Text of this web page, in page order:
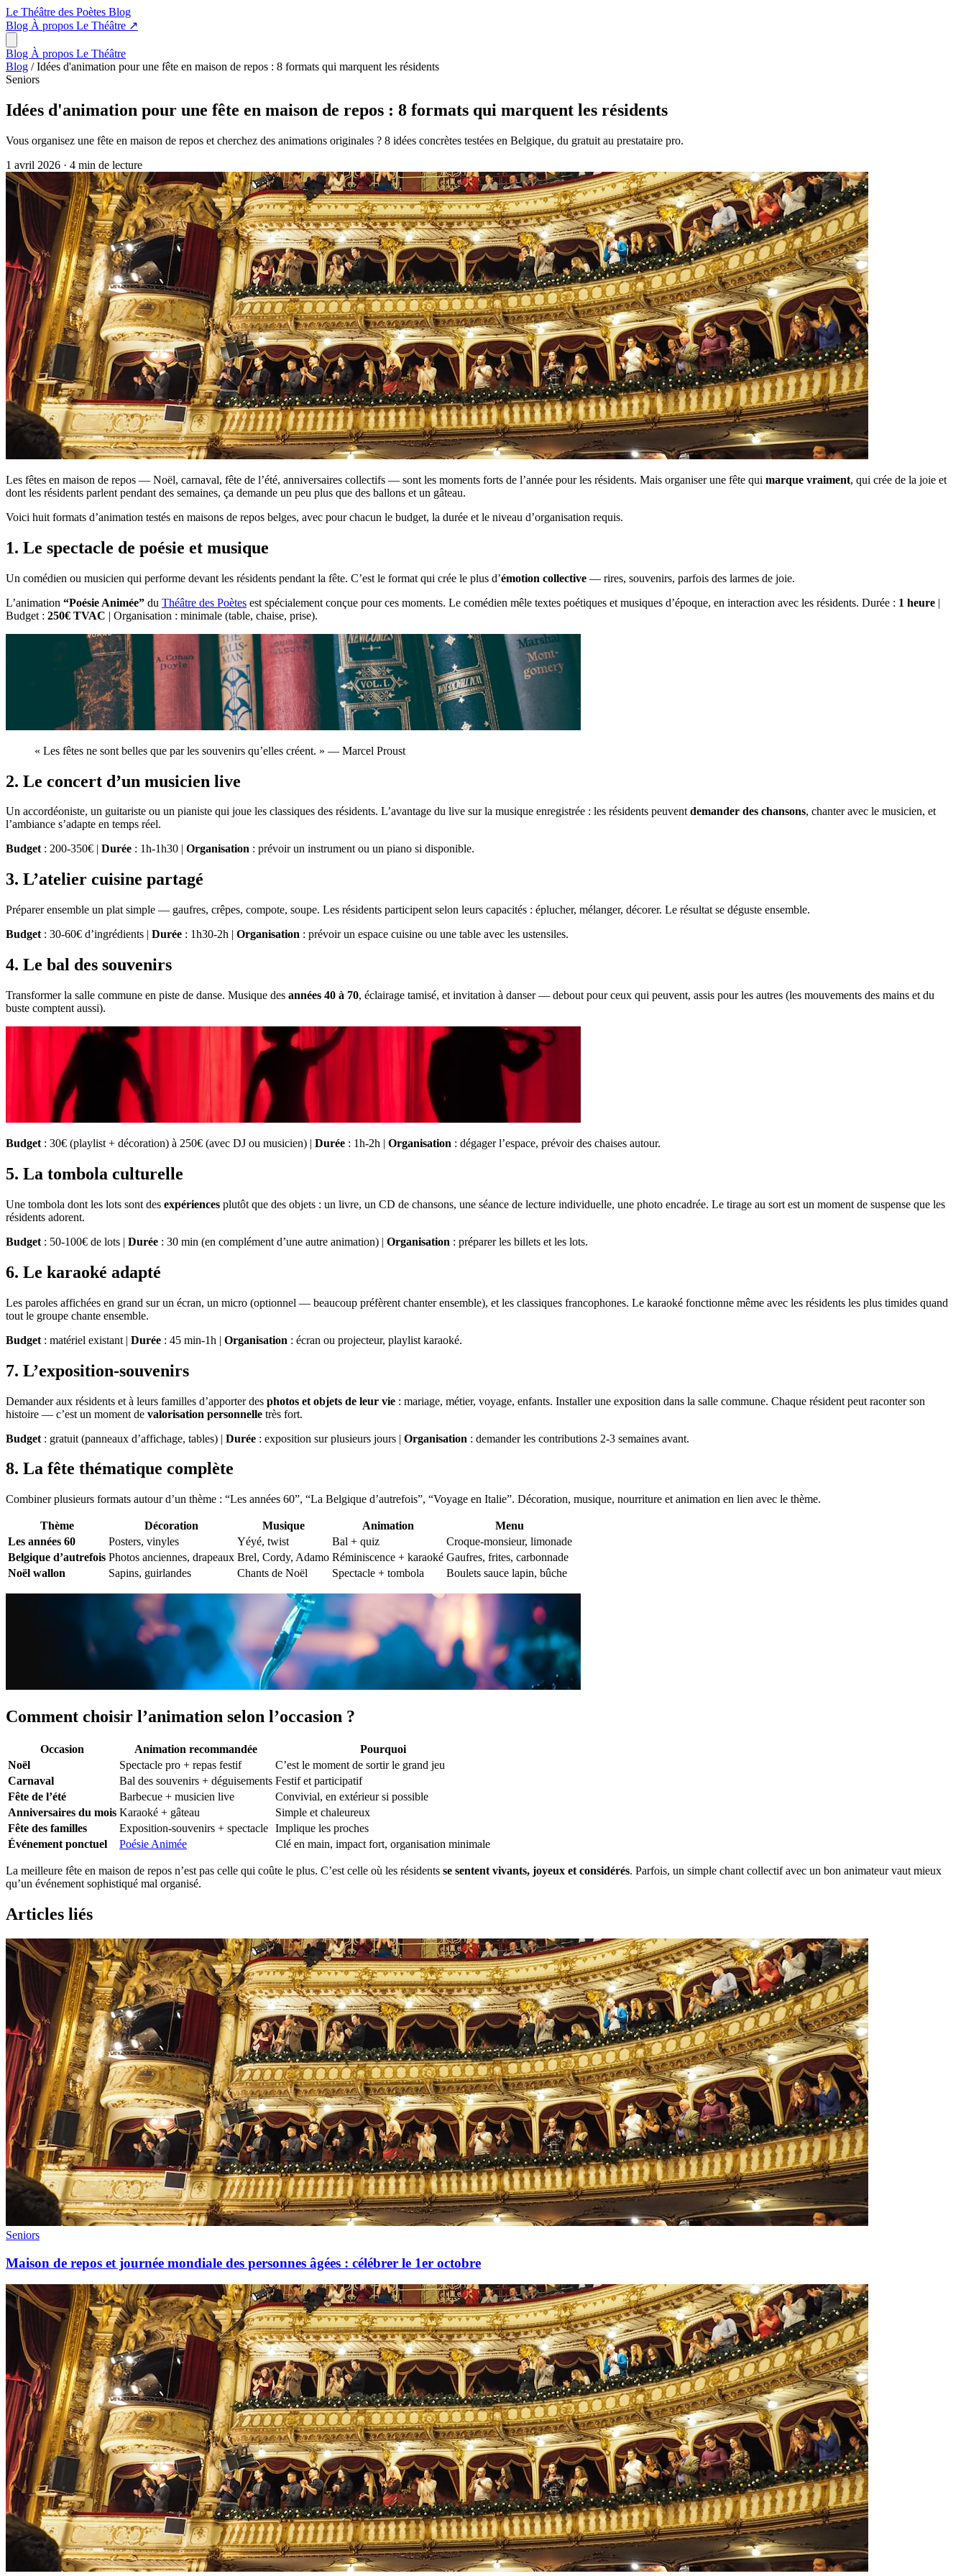
Le Théâtre des Poètes Blog
Blog À propos Le Théâtre ↗
Blog À propos Le Théâtre
Blog / Idées d'animation pour une fête en maison de repos : 8 formats qui marquent les résidents
Seniors
Idées d'animation pour une fête en maison de repos : 8 formats qui marquent les résidents
Vous organisez une fête en maison de repos et cherchez des animations originales ? 8 idées concrètes testées en Belgique, du gratuit au prestataire pro.
1 avril 2026 · 4 min de lecture
Les fêtes en maison de repos — Noël, carnaval, fête de l’été, anniversaires collectifs — sont les moments forts de l’année pour les résidents. Mais organiser une fête qui marque vraiment, qui crée de la joie et
dont les résidents parlent pendant des semaines, ça demande un peu plus que des ballons et un gâteau.
Voici huit formats d’animation testés en maisons de repos belges, avec pour chacun le budget, la durée et le niveau d’organisation requis.
1. Le spectacle de poésie et musique
Un comédien ou musicien qui performe devant les résidents pendant la fête. C’est le format qui crée le plus d’émotion collective — rires, souvenirs, parfois des larmes de joie.
L’animation “Poésie Animée” du Théâtre des Poètes est spécialement conçue pour ces moments. Le comédien mêle textes poétiques et musiques d’époque, en interaction avec les résidents. Durée : 1 heure |
Budget : 250€ TVAC | Organisation : minimale (table, chaise, prise).
« Les fêtes ne sont belles que par les souvenirs qu’elles créent. » — Marcel Proust
2. Le concert d’un musicien live
Un accordéoniste, un guitariste ou un pianiste qui joue les classiques des résidents. L’avantage du live sur la musique enregistrée : les résidents peuventdemander des chansons, chanter avec le musicien, et
l’ambiance s’adapte en temps réel.
Budget: 200-350€ | Durée : 1h-1h30 | Organisation : prévoir un instrument ou un piano si disponible.
3. L’atelier cuisine partagé
Préparer ensemble un plat simple — gaufres, crêpes, compote, soupe. Les résidents participent selon leurs capacités : éplucher, mélanger, décorer. Le résultat se déguste ensemble.
Budget : 30-60€ d’ingrédients | Durée : 1h30-2h | Organisation : prévoir un espace cuisine ou une table avec les ustensiles.
4. Le bal des souvenirs
Transformer la salle commune en piste de danse. Musique des années 40 à 70, éclairage tamisé, et invitation à danser — debout pour ceux qui peuvent, assis pour les autres (les mouvements des mains et du
buste comptent aussi).
Budget : 30€ (playlist + décoration) à 250€ (avec DJ ou musicien) | Durée : 1h-2h | Organisation : dégager l’espace, prévoir des chaises autour.
5. La tombola culturelle
Une tombola dont les lots sont des expériences plutôt que des objets : un livre, un CD de chansons, une séance de lecture individuelle, une photo encadrée. Le tirage au sort est un moment de suspense que les
résidents adorent.
Budget : 50-100€ de lots | Durée : 30 min (en complément d’une autre animation) | Organisation : préparer les billets et les lots.
6. Le karaoké adapté
Les paroles affichées en grand sur un écran, un micro (optionnel — beaucoup préfèrent chanter ensemble), et les classiques francophones. Le karaoké fonctionne même avec les résidents les plus timides quand
tout le groupe chante ensemble.
Budget : matériel existant | Durée : 45 min-1h | Organisation : écran ou projecteur, playlist karaoké.
7. L’exposition-souvenirs
Demander aux résidents et à leurs familles d’apporter des photos et objets de leur vie : mariage, métier, voyage, enfants. Installer une exposition dans la salle commune. Chaque résident peut raconter son
histoire — c’est un moment de valorisation personnelle très fort.
Budget : gratuit (panneaux d’affichage, tables) | Durée : exposition sur plusieurs jours | Organisation : demander les contributions 2-3 semaines avant.
8. La fête thématique complète
Combiner plusieurs formats autour d’un thème : “Les années 60”, “La Belgique d’autrefois”, “Voyage en Italie”. Décoration, musique, nourriture et animation en lien avec le thème.
Thème Décoration Musique Animation
Menu
Les années 60
Posters, vinyles Yéyé, twist Bal + quiz
Croque-monsieur, limonade
Belgique d’autrefois Photos anciennes, drapeaux Brel, Cordy, Adamo Réminiscence + karaoké Gaufres, frites, carbonnade
Noël wallon
Sapins, guirlandes Chants de Noël Spectacle + tombola Boulets sauce lapin, bûche
Comment choisir l’animation selon l’occasion ?
Occasion Animation recommandée
Pourquoi
Noël
Spectacle pro + repas festif
C’est le moment de sortir le grand jeu
Carnaval
Bal des souvenirs + déguisements Festif et participatif
Fête de l’été
Barbecue + musicien live
Convivial, en extérieur si possible
Anniversaires du mois Karaoké + gâteau
Simple et chaleureux
Fête des familles
Exposition-souvenirs + spectacle Implique les proches
Événement ponctuel
Poésie Animée Clé en main, impact fort, organisation minimale
La meilleure fête en maison de repos n’est pas celle qui coûte le plus. C’est celle où les résidents se sentent vivants, joyeux et considérés. Parfois, un simple chant collectif avec un bon animateur vaut mieux
qu’un événement sophistiqué mal organisé.
Articles liés
Seniors
Maison de repos et journée mondiale des personnes âgées : célébrer le 1er octobre